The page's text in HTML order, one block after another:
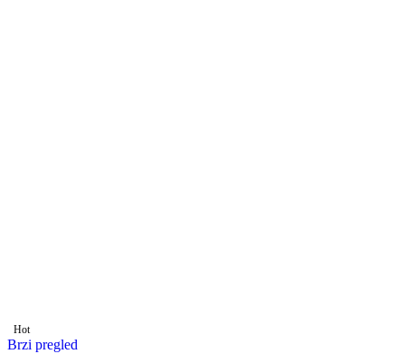
Hot
Brzi pregled